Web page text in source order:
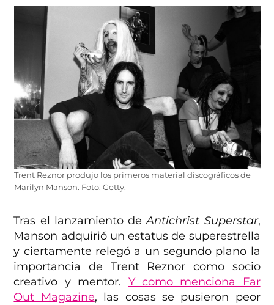
Trent Reznor produjo los primeros material discográficos de
Marilyn Manson. Foto: Getty,
Tras el lanzamiento deAntichrist Superstar,
Manson adquirió un estatus de superestrella
y ciertamente relegó a un segundo plano la
importancia de Trent Reznor como socio
creativo y mentor. Y como menciona Far
Out Magazine, las cosas se pusieron peor